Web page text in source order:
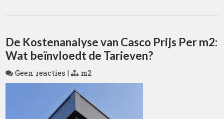
De Kostenanalyse van Casco Prijs Per m2:
Wat beïnvloedt de Tarieven?
Geen reacties | m2